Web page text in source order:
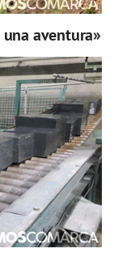
una aventura»